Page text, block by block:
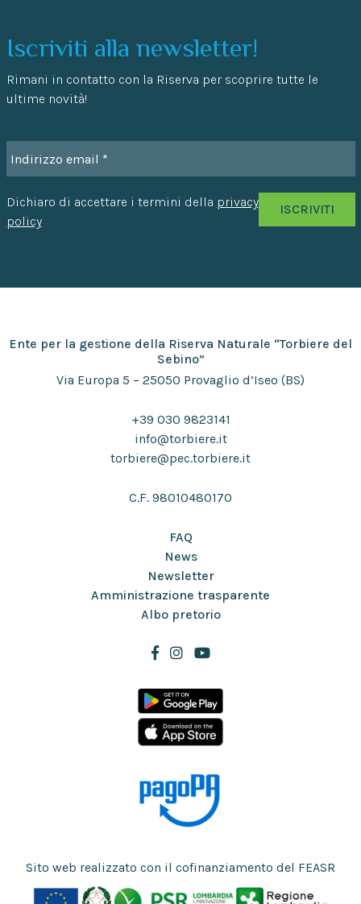
Iscriviti alla newsletter!
Rimani in contatto con la Riserva per scoprire tutte le
ultime novità!
Dichiaro di accettare i termini della privacy
policy
Ente per la gestione della Riserva Naturale “Torbiere del
Sebino”
Via Europa 5 – 25050 Provaglio d’Iseo (BS)
+39 030 9823141
info@torbiere.it
torbiere@pec.torbiere.it
C.F. 98010480170
FAQ
News
Newsletter
Amministrazione trasparente
Albo pretorio
Sito web realizzato con il cofinanziamento del FEASR